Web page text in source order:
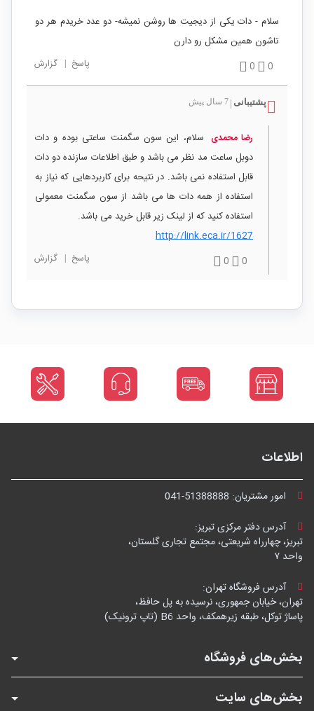
سلام - دات یکی از دیجیت ها روشن نمیشه- دو عدد خریدم هر دو
تاشون همین مشکل رو دارن
0
0 پاسخ | گزارش
پشتیبانی 7 سال پیش
رضا محمدی سلام، این سون سگمنت ساعتی بوده و دات
دوبل ساعت مد نظر می باشد و طبق اطلاعات سازنده دو دات
قابل استفاده نمی باشد. در نتیحه برای کاربردهایی که نیاز به
استفاده از همه دات ها می باشد از سون سگمنت معمولی
استفاده کنید که از لینک زیر قابل خرید می باشد.
http://link.eca.ir/1627
0
0 پاسخ | گزارش
اطلاعات
امور مشتریان: 041-51388888
آدرس دفتر مرکزی تبریز:
تبریز، چهارراه شریعتی، مجتمع تجاری گلستان،
واحد ۷
آدرس فروشگاه تهران:
تهران، خیابان جمهوری، نرسیده به پل حافظ،
پاساژ توکل، طبقه زیرهمکف، واحد B6 (تاپ ترونیک)
بخش‌های فروشگاه
بخش‌های سایت